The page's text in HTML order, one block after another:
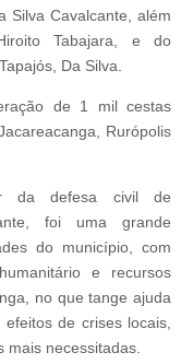
Silva Cavalcante, além
Tabajara, e do
Da Silva.
de 1 mil cestas
Rurópolis
da defesa civil de
foi uma grande
do município, com
e recursos
no que tange ajuda
de crises locais,
necessitadas.